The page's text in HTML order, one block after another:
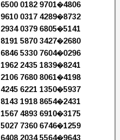
0182 9701�4806
0317 4289�8732
0379 6805�5141
5870 3427�2680
5330 7604�0296
2435 1839�8241
7680 8061�4198
6221 1350�5937
1918 8654�2431
4893 6910�3175
7360 6746�1259
2034 5564�9643